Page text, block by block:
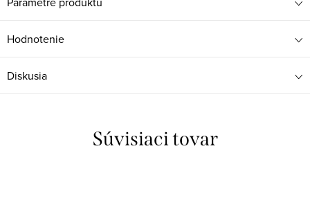
Hodnotenie
Diskusia
Súvisiaci tovar